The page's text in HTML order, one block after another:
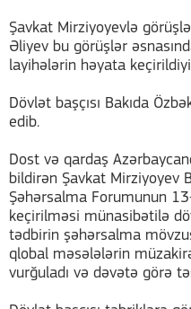
Şavkat Mirziyoyevlə
Əliyev bu görüşlər
layihələrin həyata
Dövlət başçısı Bakıda
edib.
Dost və qardaş
bildirən Şavkat Mirziyoyev
Şəhərsalma Forumunun
keçirilməsi münasibətilə
tədbirin şəhərsalma
qlobal məsələlərin
vurğuladı və dəvətə görə